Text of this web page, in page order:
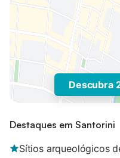
Descubra
Destaques em Santorini
Sítios arqueológicos